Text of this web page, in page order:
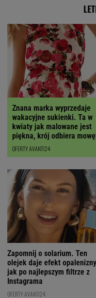
Znana marka wyprzedaje
wakacyjne sukienki. Ta w
kwiaty jak malowane jest
piękna, krój odbiera
OFERTY AVANTI24
Zapomnij o solarium. Ten
olejek daje efekt opalenizny
jak po najlepszym filtrze z
Instagrama
OFERTY AVANTI24